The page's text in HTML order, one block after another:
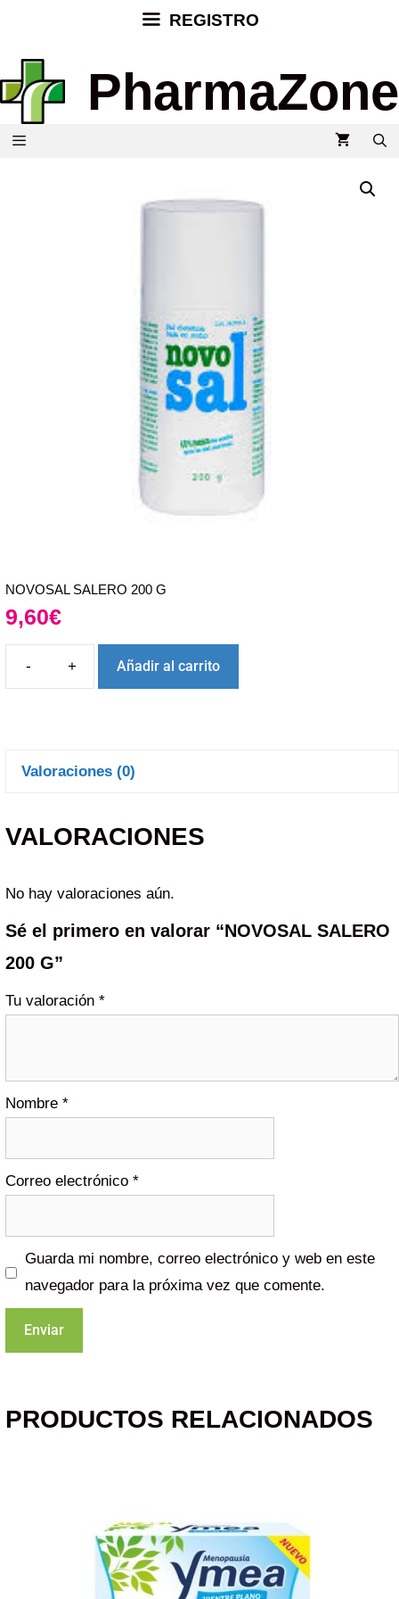
REGISTRO
PharmaZone
NOVOSAL SALERO 200 G
9,60€
Añadir al carrito
Valoraciones (0)
VALORACIONES
No hay valoraciones aún.
Sé el primero en valorar “NOVOSAL SALERO
200 G”
Tu valoración *
Nombre *
Correo electrónico *
Guarda mi nombre, correo electrónico y web en este
navegador para la próxima vez que comente.
PRODUCTOS RELACIONADOS